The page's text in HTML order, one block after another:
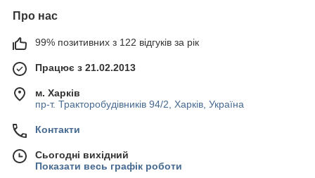
Про нас
99% позитивних з 122 відгуків за рік
Працює з 21.02.2013
м. Харків
пр-т. Тракторобудівників 94/2, Харків, Україна
Контакти
Сьогодні вихідний
Показати весь графік роботи